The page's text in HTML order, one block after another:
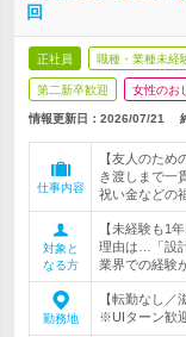
回
正社員 職種・業種未経
第二新卒歓迎 女性のお
情報更新日：2026/07/21
仕事内容
【友人のた
き渡しまで一
祝い金などの
対象と
なる方
【未経験も1
理由は…「設
業界での経験
勤務地
【転勤なし
※UIターン歓